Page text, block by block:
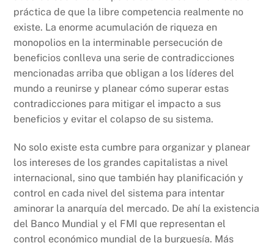
práctica de que la libre competencia realmente no
existe. La enorme acumulación de riqueza en
monopolios en la interminable persecución de
beneficios conlleva una serie de contradicciones
mencionadas arriba que obligan a los líderes del
mundo a reunirse y planear cómo superar estas
contradicciones para mitigar el impacto a sus
beneficios y evitar el colapso de su sistema.
No solo existe esta cumbre para organizar y planear
los intereses de los grandes capitalistas a nivel
internacional, sino que también hay planificación y
control en cada nivel del sistema para intentar
aminorar la anarquía del mercado. De ahí la existencia
del Banco Mundial y el FMI que representan el
control económico mundial de la burguesía. Más